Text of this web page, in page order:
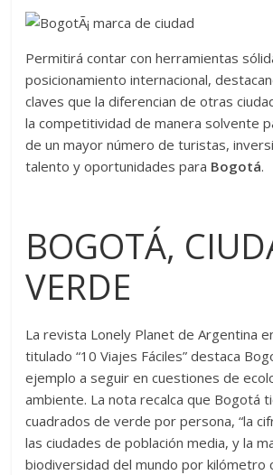
Permitirá contar con herramientas
posicionamiento internacional,
claves que la diferencian de otras
la competitividad de manera solvente
de un mayor número de turistas,
talento y oportunidades para Bogotá.
BOGOTÁ,
VERDE
La revista Lonely Planet de Argentina
titulado “10 Viajes Fáciles” destaca
ejemplo a seguir en cuestiones de
ambiente. La nota recalca que Bogotá
cuadrados de verde por persona, “la
las ciudades de población media, y la
biodiversidad del mundo por kilómetro